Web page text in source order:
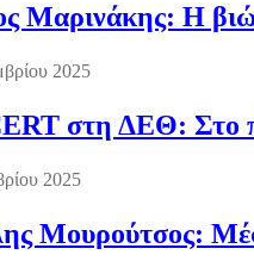
Μαρινάκης: Η
2025
στη ΔΕΘ: Στο
2025
Μουρούτσος: